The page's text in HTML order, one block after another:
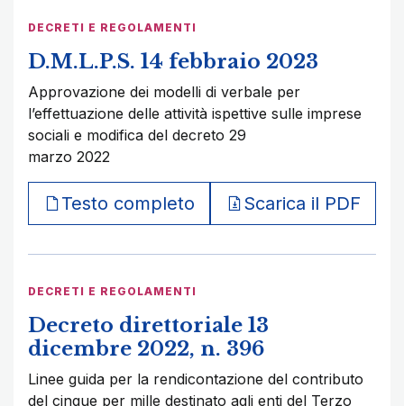
DECRETI E REGOLAMENTI
D.M.L.P.S. 14 febbraio 2023
Approvazione dei modelli di verbale per
l’effettuazione delle attività ispettive sulle imprese
sociali e modifica del decreto 29
marzo 2022
Testo completo Scarica il PDF
DECRETI E REGOLAMENTI
Decreto direttoriale 13
dicembre 2022, n. 396
Linee guida per la rendicontazione del contributo
del cinque per mille destinato agli enti del Terzo